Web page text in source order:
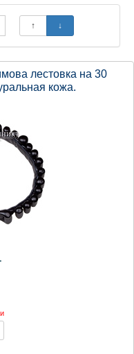
лестовка на 30
кожа.